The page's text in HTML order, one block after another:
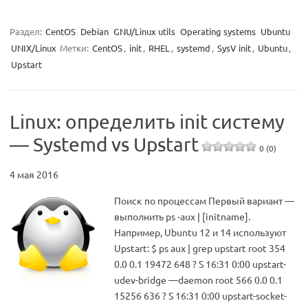
Раздел: CentOS Debian GNU/Linux utils Operating systems Ubuntu
UNIX/Linux Метки: CentOS, init, RHEL , systemd , SysV init, Ubuntu,
Upstart
Linux: определить init систему
— Systemd vs Upstart
0 (0)
4 мая 2016
Поиск по процессам Первый вариант —
выполнить ps -aux | [initname].
Например, Ubuntu 12 и 14 используют
Upstart: $ ps aux | grep upstart root 354
0.0 0.1 19472 648 ? S 16:31 0:00 upstart-
udev-bridge —daemon root 566 0.0 0.1
15256 636 ? S 16:31 0:00 upstart-socket-